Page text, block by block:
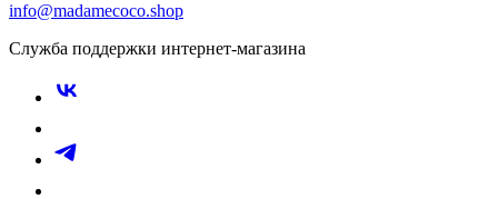
info@madamecoco.shop
Служба поддержки интернет-магазина